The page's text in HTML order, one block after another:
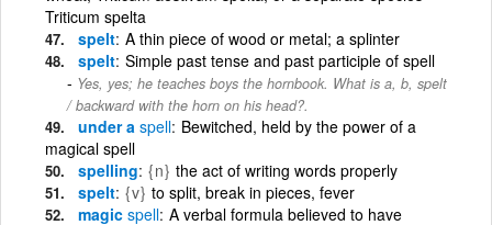
Triticum spelta
spelt A thin piece of wood or metal; a splinter
spelt Simple past tense and past participle of spell
Yes, yes; he teaches boys the hornbook. What is a, b, spelt
/ backward with the horn on his head?.
under a spell Bewitched, held by the power of a
magical spell
spelling {n} the act of writing words properly
spelt {v} to split, break in pieces, fever
magic spell A verbal formula believed to have